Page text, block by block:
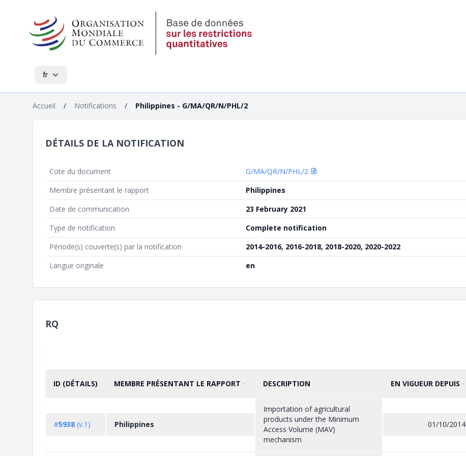
fr
Accueil / Notifications / Philippines - G/MA/QR/N/PHL/2
DÉTAILS DE LA NOTIFICATION
Cote du document
G/MA/QR/N/PHL/2
Membre présentant le rapport
Philippines
Date de communication
23 February 2021
Type de notification
Complete notification
Période(s) couverte(s) par la notification
2014-2016, 2016-2018, 2018-2020, 2020-2022
Langue originale
en
RQ
ID (DÉTAILS) TRIER PAR
MEMBRE PRÉSENTANT LE RAPPORT
CROISSANT DESCRIPTION EN VIGUEUR DEPUIS
#5938 (v.1) Philippines
Importation of agricultural
products under the Minimum
Access Volume (MAV)
mechanism
01/10/2014